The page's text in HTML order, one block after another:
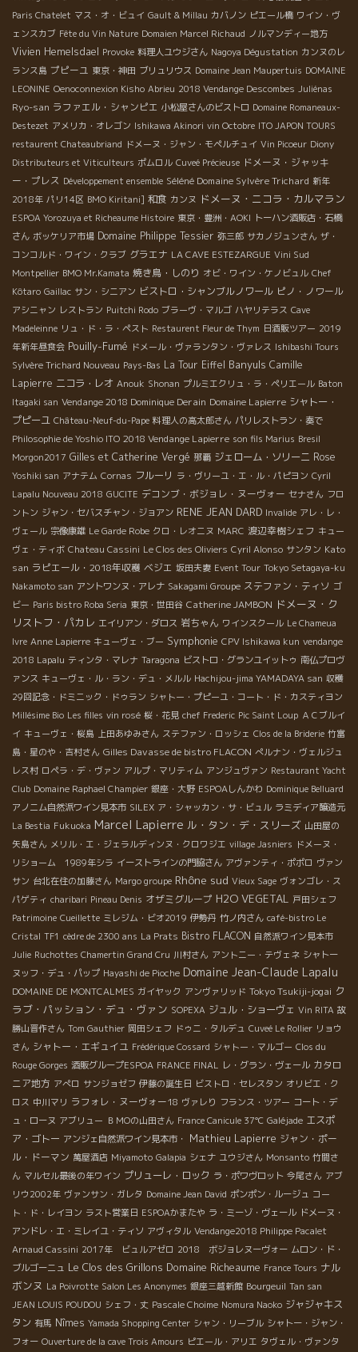
Paris Chatelet マス・オ・ビュイ Gault & Millau カバノン ピエール橋 ワイン・ヴ
ェンスカブ Fête du Vin Nature Domaien Marcel Richaud ノルマンディー地方
Vivien Hemelsdael Provoke 料理人ユウジさん Nagoya Dégustation カンヌのレ
ランス島 プピーユ 東京・神田 ブリュリウス Domaine Jean Maupertuis DOMAINE
LEONINE Oenoconnexion Kisho Abrieu 2018 Vendange Descombes Juliénas
Ryo-san ラファエル・シャンピエ 小松屋さんのビストロ Domaine Romaneaux-
Destezet アメリカ・オレゴン Ishikawa Akinori vin Octobre ITO JAPON TOURS
restaurent Chateaubriand ドメーヌ・ジャン・モペルチュイ Vin Picoeur Diony
Distributeurs et Viticulteurs ポムロル Cuveé Précieuse ドメーヌ・ジャッキ
ー・プレス Développement ensemble Séléné Domaine Sylvère Trichard 新年
2018年 パリ14区 BMO Kiritani] 和食 カンヌ ドメーヌ・ニコラ・カルマラン
ESPOA Yorozuya et Richeaume Histoire 東京・豊洲・AOKI トーハン酒販店・石橋
さん ボッケリア市場 Domaine Philippe Tessier 弥三郎 サカノジュンさん ザ・
コンコルド・ワイン・クラブ グラエナ LA CAVE ESTEZARGUE Vini Sud
Montpellier BMO Mr.Kamata 焼き鳥・しのり オビ・ワイン・ケノビュル Chef
Kôtaro Gaillac サン・シニアン ビストロ・シャンブルノワール ピノ・ノワール
アシニャン レストラン Puitchi Rodo ブラーヴ・マルゴ ハヤリテラス Cave
Madeleinne リュ・ド・ラ・ペスト Restaurent Fleur de Thym 日酒販ツアー 2019
年新年昼食会 Pouilly-Fumé ドメール・ヴァランタン・ヴァレス Ishibashi Tours
Sylvère Trichard Nouveau Pays-Bas La Tour Eiffel Banyuls Camille
Lapierre ニコラ・レオ Anouk Shonan プルミエクリュ・ラ・ペリエール Baton
Itagaki san Vendange 2018 Dominique Derain Domaine Lapierre シャトー・
プピーユ Château-Neuf-du-Pape 料理人の高太郎さん パリレストラン・奏で
Philosophie de Yoshio ITO 2018 Vendange Lapierre son fils Marius Bresil
Morgon2017 Gilles et Catherine Vergé 那覇 ジェローム・ソリーニ Rose
Yoshiki san アナテム Cornas フルーリ ラ・ヴリーユ・エ・ル・パピヨン Cyril
Lapalu Nouveau 2018 GUCITE デコンブ・ボジョレ・ヌーヴォー セナさん フロ
ントン ジャン・セバスチャン・ジョアン RENE JEAN DARD Invalide アレ・レ・
ヴェール 宗像康雄 Le Garde Robe クロ・レオニヌ MARC 渡辺幸樹シェフ キュー
ヴェ・ティボ Chateau Cassini Le Clos des Oliviers Cyril Alonso サンタン Kato
san ラピエール・2018年収穫 ベジエ 坂田夫妻 Event Tour Tokyo Setagaya-ku
Nakamoto san アントワンヌ・アレナ Sakagami Groupe ステファン・ティソ ゴ
ビー Paris bistro Roba Seria 東京・世田谷 Catherine JAMBON ドメーヌ・ク
リストフ・パカレ エイリアン・ダロス 岩ちゃん ワインスクール Le Chameua
Ivre Anne Lapierre キューヴェ・ブー Symphonie CPV Ishikawa kun vendange
2018 Lapalu ティンタ・マレナ Taragona ビストロ・グランユイットゥ 南仏プロヴ
ァンス キューヴェ・ル・ラン・デュ・メルル Hachijou-jima YAMADAYA san 収穫
29回記念・ドミニック・ドゥラン シャトー・プピーユ・コート・ド・カスティヨン
Millésime Bio Les filles vin rosé 桜・花見 chef Frederic Pic Saint Loup ＡＣブルイ
イ キューヴェ・桜島 上田あゆみさん ステファン・ロッシェ Clos de la Briderie 竹富
島・星のや・吉村さん Gilles Davasse de bistro FLACON ぺルナン・ヴェルジュ
レス村 ロペラ・デ・ヴァン アルプ・マリティム アンジュヴァン Restaurant Yacht
Club Domaine Raphael Champier 銀座・大野 ESPOAしんかわ Dominique Belluard
アノニム自然派ワイン見本市 SILEX ア・シャッカン・サ・ビュル ラミディア醸造元
La Bestia Fukuoka Marcel Lapierre ル・タン・デ・スリーズ 山田屋の
矢島さん メリル・エ・ジェラルディンヌ・クロワジエ village Jasniers ドメーヌ・
リショーム 1989年シラ イーストラインの門脇さん アヴァンティ・ポポロ ヴァン
サン 台北在住の加藤さん Margo groupe Rhône sud Vieux Sage ヴォンゴレ・ス
パゲティ charibari Pineau Denis オザミグループ H2O VEGETAL 戸田シェフ
Patrimoine Cueillette ミレジム・ビオ2019 伊勢丹 竹ノ内さん café-bistro Le
Cristal TF1 cèdre de 2300 ans La Prats Bistro FLACON 自然派ワイン見本市
Julie Ruchottes Chamertin Grand Cru 川村さん アントニー・テヴェネ シャトー
ヌッフ・デュ・パップ Hayashi de Pioche Domaine Jean-Claude Lapalu
DOMAINE DE MONTCALMES ガイヤック アンヴァリッド Tokyo Tsukiji-jogai ク
ラブ・パッション・デュ・ヴァン SOPEXA ジュル・ショーヴェ Vin RITA 故
勝山晋作さん Tom Gauthier 岡田シェフ ドゥニ・タルデュ Cuveé Le Rollier リョウ
さん シャトー・エギュイユ Frédérique Cossard シャトー・マルゴー Clos du
Rouge Gorges 酒販グループESPOA FRANCE FINAL レ・グラン・ヴェール カタロ
ニア地方 アぺロ サンジョゼフ 伊藤の誕生日 ビストロ・セレスタン オリビエ・ク
ロス 中川マリ ラフォレ・ヌーヴォー18 ヴァレり フランス・ツアー コート・デ
ュ・ローヌ アブリュー ＢＭОの山田さん France Canicule 37℃ Galéjade エスポ
ア・ゴトー アンジェ自然派ワイン見本市・ Mathieu Lapierre ジャン・ポー
ル・ドーマン 萬屋酒店 Miyamoto Galapia シェナ ユウジさん Monsanto 竹間さ
ん マルセル最後の年ワイン プリューレ・ロック ラ・ポワヴロット 今尾さん アブ
リウ2002年 ヴァンサン・ガレタ Domaine Jean David ポンポン・ルージュ コー
ト・ド・レイヨン ラスト営業日 ESPOAかまたや ラ・ミーゾ・ヴェール ドメーヌ・
アンドレ・エ・ミレイユ・ティソ アヴィタル Vendange2018 Philippe Pacalet
Arnaud Cassini 2017年 ビュルアゼロ 2018 ボジョレヌーヴォー ムロン・ド・
ブルゴーニュ Le Clos des Grillons Domaine Richeaume France Tours ナル
ボンヌ La Poivrotte Salon Les Anonymes 銀座三越新館 Bourgeuil Tan san
JEAN LOUIS POUDOU シェフ・丈 Pascale Choime Nomura Naoko ジャジャキス
タン 有馬 Nîmes Yamada Shopping Center シャン・リーブル シャトー・ジャン・
フォー Ouverture de la cave Trois Amours ピエール・アリエ タヴェル・ヴァンタ